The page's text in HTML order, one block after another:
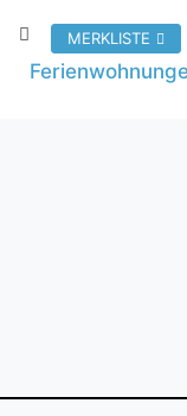
MERKLISTE